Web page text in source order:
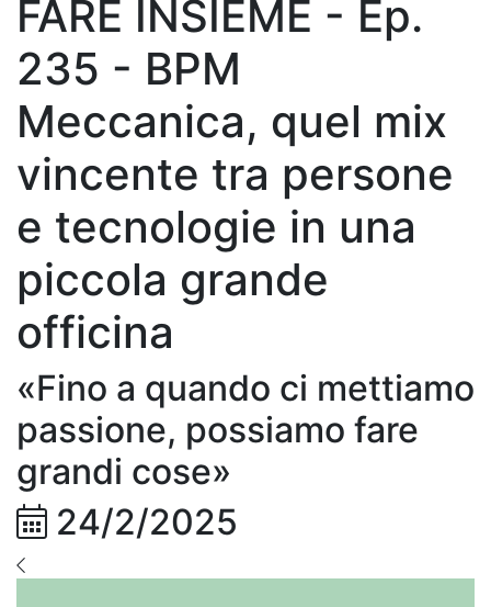
FARE INSIEME - Ep.
235 - BPM
Meccanica, quel mix
vincente tra persone
e tecnologie in una
piccola grande
officina
«Fino a quando ci mettiamo
passione, possiamo fare
grandi cose»
24/2/2025